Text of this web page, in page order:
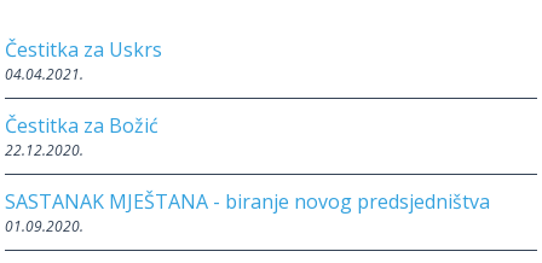
Čestitka za Uskrs
04.04.2021.
Čestitka za Božić
22.12.2020.
SASTANAK MJEŠTANA - biranje novog predsjedništva
01.09.2020.